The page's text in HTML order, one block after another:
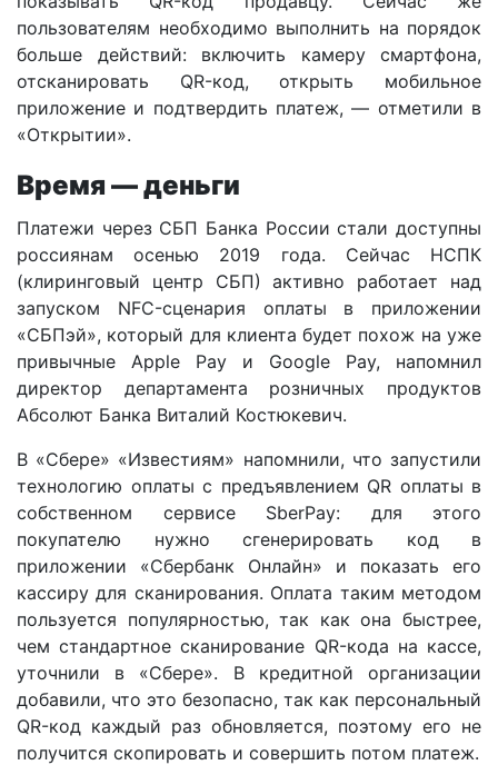
пользователям необходимо выполнить на порядок
больше действий: включить камеру смартфона,
отсканировать QR-код, открыть мобильное
приложение и подтвердить платеж, — отметили в
«Открытии».
Время — деньги
Платежи через СБП Банка России стали доступны
россиянам осенью 2019 года. Сейчас НСПК
(клиринговый центр СБП) активно работает над
запуском NFC-сценария оплаты в приложении
«СБПэй», который для клиента будет похож на уже
привычные Apple Pay и Google Pay, напомнил
директор департамента розничных продуктов
Абсолют Банка Виталий Костюкевич.
В «Сбере» «Известиям» напомнили, что запустили
технологию оплаты с предъявлением QR оплаты в
собственном сервисе SberPay: для этого
покупателю нужно сгенерировать код в
приложении «Сбербанк Онлайн» и показать его
кассиру для сканирования. Оплата таким методом
пользуется популярностью, так как она быстрее,
чем стандартное сканирование QR-кода на кассе,
уточнили в «Сбере». В кредитной организации
добавили, что это безопасно, так как персональный
QR-код каждый раз обновляется, поэтому его не
получится скопировать и совершить потом платеж.